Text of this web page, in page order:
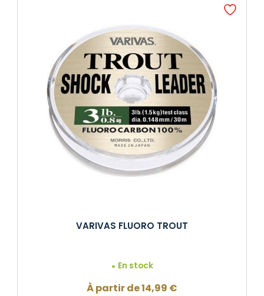
VARIVAS FLUORO TROUT
En stock
À partir de14,99 €